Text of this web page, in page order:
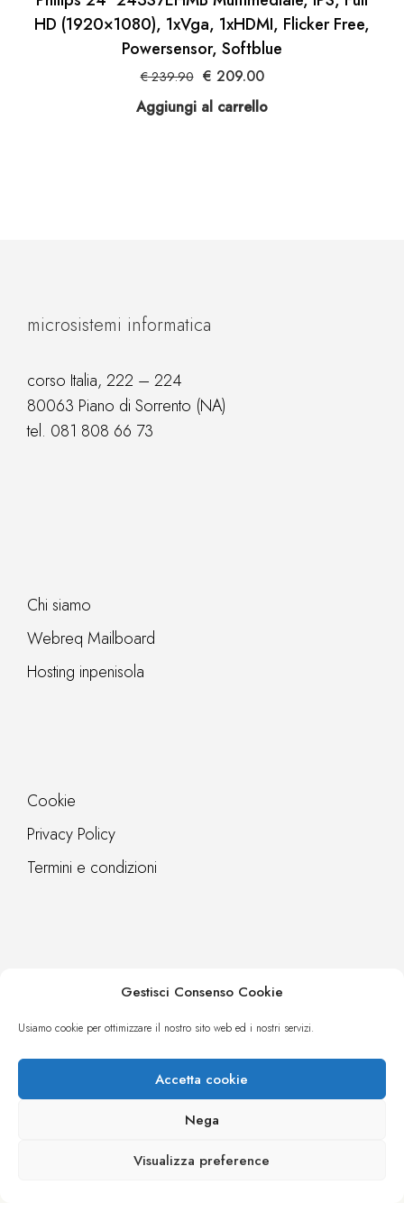
Gestisci Consenso Cookie
Usiamo cookie per ottimizzare il nostro sito web ed i nostri servizi.
Accetta cookie
Nega
Visualizza preference
HD (1920×1080), 1xVga, 1xHDMI, Flicker Free,
Powersensor, Softblue
€239.90 Il
prezzo
originale
€ 209.00Il
attuale
Aggiungi al carrello
microsistemi informatica
corso Italia, 222 – 224
80063 Piano di Sorrento (NA)
tel. 081 808 66 73
Chi siamo
Webreq Mailboard
Hosting inpenisola
Cookie
Privacy Policy
Termini e condizioni
Webreq
© microsistemi informatica S.r.l. PI IT02887401210 - CCIAA NA